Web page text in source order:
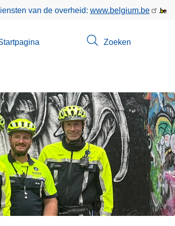
van de overheid: www.belgium.be
Zoeken